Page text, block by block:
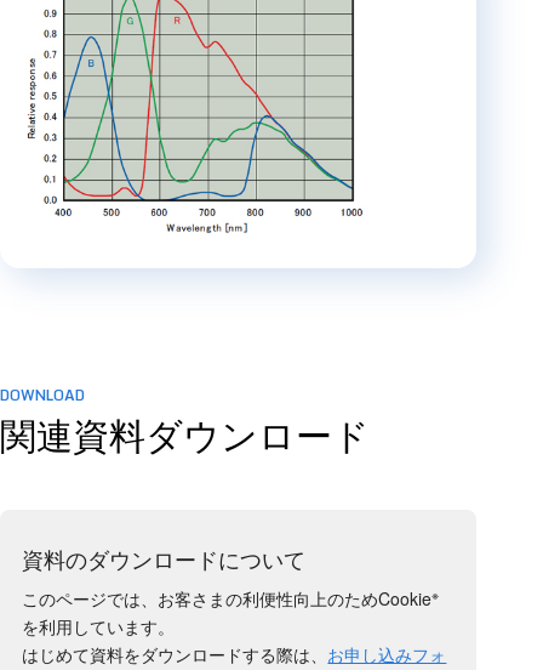
DOWNLOAD
関連資料ダウンロード
資料のダウンロードについて
このページでは、お客さまの利便性向上のためCookie※
を利用しています。
はじめて資料をダウンロードする際は、 お申し込みフォ